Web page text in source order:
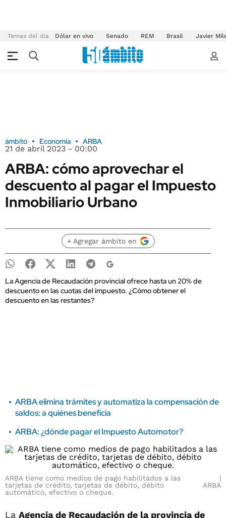
Temas del día Dólar en vivo Senado REM Brasil Javier
ámbito Economía ARBA
21 de abril 2023 - 00:00
ARBA: cómo aprovechar el
descuento al pagar el Impuesto
Inmobiliario Urbano
+ Agregar ámbito en
La Agencia de Recaudación provincial ofrece hasta un 20% de
descuento en las cuotas del impuesto. ¿Cómo obtener el
descuento en las restantes?
ARBA elimina trámites y automatiza la compensación de
saldos: a quiénes beneficia
ARBA: ¿dónde pagar el Impuesto Automotor?
ARBA tiene como medios de pago habilitados a las
tarjetas de crédito, tarjetas de débito, débito
automático, efectivo o cheque.
ARBA
La Agencia de Recaudación de la provincia de